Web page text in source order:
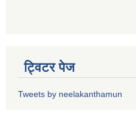
ट्विटर पेज
Tweets by neelakanthamun